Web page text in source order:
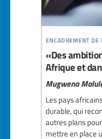
encadrement
«Des
Afrique et
Mugwena
Les pays
durable, qui
autres plans
mettre en place